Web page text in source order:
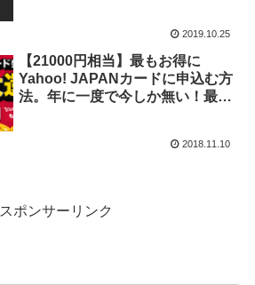
2019.10.25
【21000円相当】最もお得に
Yahoo! JAPANカードに申込む方
法。年に一度で今しか無い！最短
2018.11.10
スポンサーリンク